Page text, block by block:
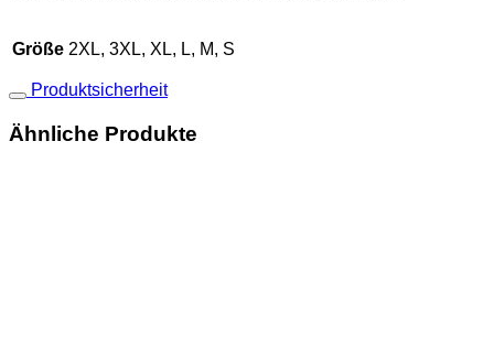
Größe 2XL, 3XL, XL, L, M, S
Produktsicherheit
Ähnliche Produkte